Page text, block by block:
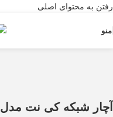
رفتن به محتوای اصلی
منو
آچار شبکه کی نت مدل K-N۱۱۱۱